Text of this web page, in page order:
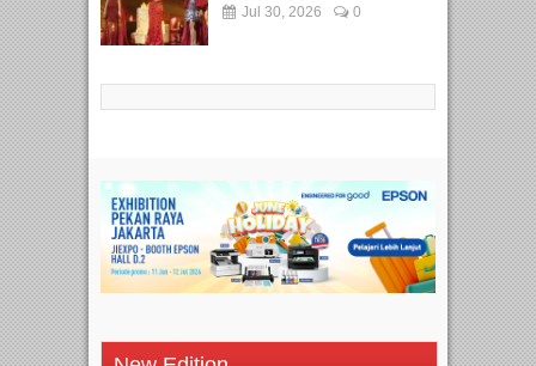
Jul 30, 2026 0